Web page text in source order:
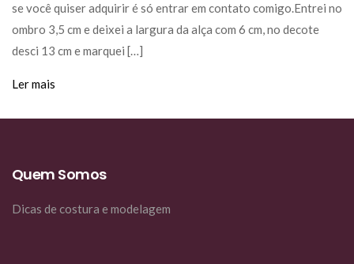
se você quiser adquirir é só entrar em contato comigo.Entrei no
ombro 3,5 cm e deixei a largura da alça com 6 cm, no decote
desci 13 cm e marquei […]
Ler mais
Quem Somos
Dicas de costura e modelagem